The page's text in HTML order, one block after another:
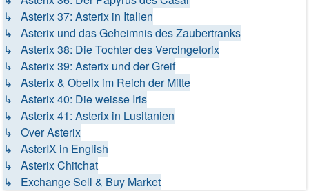
↳ Asterix 37: Asterix in Italien
↳ Asterix und das Geheimnis des Zaubertranks
↳ Asterix 38: Die Tochter des Vercingetorix
↳ Asterix 39: Asterix und der Greif
↳ Asterix & Obelix im Reich der Mitte
↳ Asterix 40: Die weisse Iris
↳ Asterix 41: Asterix in Lusitanien
↳ Over Asterix
↳ AsterIX in English
↳ Asterix Chitchat
↳ Exchange Sell & Buy Market